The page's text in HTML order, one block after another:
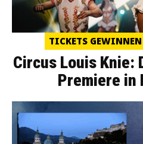
TICKETS
Circus Louis Knie:
Premiere in